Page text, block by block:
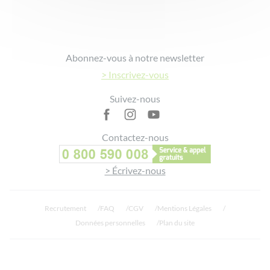
Abonnez-vous à notre newsletter
> Inscrivez-vous
Suivez-nous
Contactez-nous
> Écrivez-nous
Recrutement FAQ CGV
Mentions Légales
Données personnelles
Plan du site